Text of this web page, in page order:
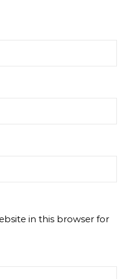
in this browser for